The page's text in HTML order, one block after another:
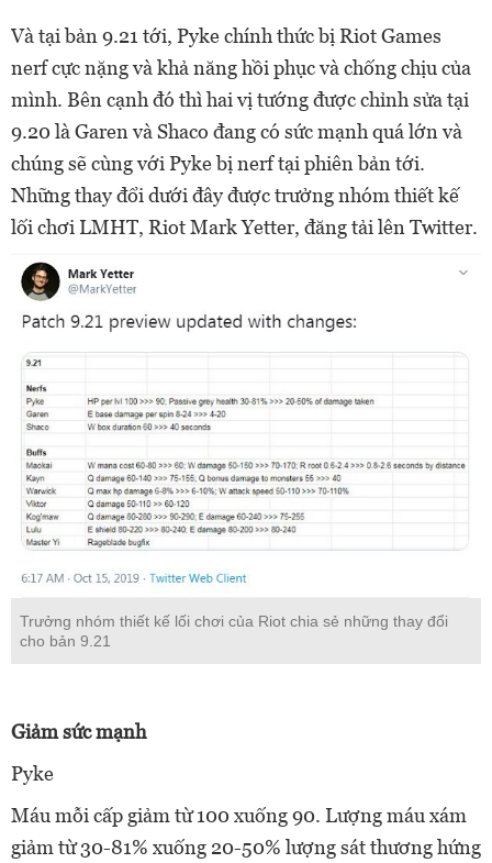
Và tại bản 9.21 tới, Pyke chính thức bị Riot Games
nerf cực nặng và khả năng hồi phục và chống chịu của
mình. Bên cạnh đó thì hai vị tướng được chỉnh sửa tại
9.20 là Garen và Shaco đang có sức mạnh quá lớn và
chúng sẽ cùng với Pyke bị nerf tại phiên bản tới.
Những thay đổi dưới đây được trưởng nhóm thiết kế
lối chơi LMHT, Riot Mark Yetter, đăng tải lên Twitter.
Trưởng nhóm thiết kế lối chơi của Riot chia sẻ những thay đổi
cho bản 9.21
Giảm sức mạnh
Pyke
Máu mỗi cấp giảm từ 100 xuống 90. Lượng máu xám
giảm từ 30-81% xuống 20-50% lượng sát thương hứng